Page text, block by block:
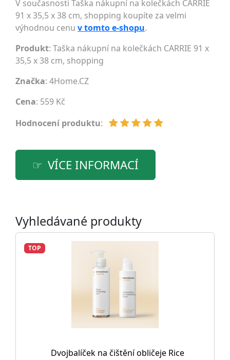
V současnosti Taška nákupní na kolečkách CARRIE
91 x 35,5 x 38 cm, shopping koupíte za velmi
výhodnou cenu v tomto e-shopu.
Produkt: Taška nákupní na kolečkách CARRIE 91 x
35,5 x 38 cm, shopping
Značka: 4Home.CZ
Cena: 559 Kč
Hodnocení produktu:
VÍCE INFORMACÍ
Vyhledávané produkty
TOP
Dvojbalíček na čištění obličeje Rice